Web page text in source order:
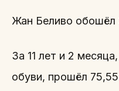
Жан Беливо
За 11 лет и 2
обуви, прошёл